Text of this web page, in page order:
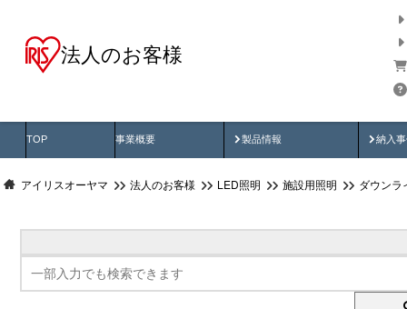
法人のお客様
TOP 事業概要 製品情報
製品動画 納入
納
アイリスオーヤマ 法人のお客様 LED照明 施設用照明 ダウンラ